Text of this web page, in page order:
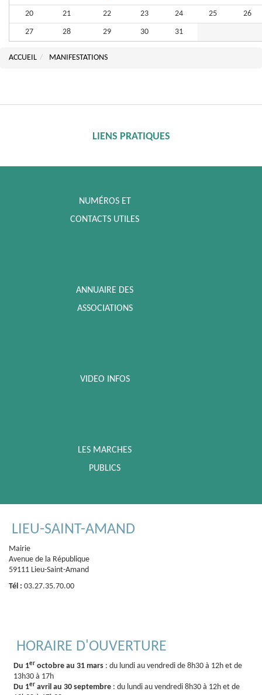
20 21 22 23 24 25 26
27 28 29 30 31
ACCUEIL MANIFESTATIONS
LIENS PRATIQUES
NUMÉROS ET
CONTACTS UTILES
ANNUAIRE DES
ASSOCIATIONS
VIDEO INFOS
LES MARCHES
PUBLICS
LIEU-SAINT-AMAND
Mairie
Avenue de la République
59111 Lieu-Saint-Amand
Tél : 03.27.35.70.00
HORAIRE D'OUVERTURE
Du 1er octobre au 31 mars : du lundi au vendredi de 8h30 à 12h et de
13h30 à 17h
Du 1er avril au 30 septembre : du lundi au vendredi 8h30 à 12h et de